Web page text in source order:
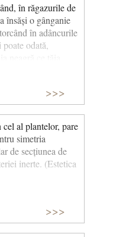
în răgazurile de
însăși o gânganie
în adâncurile
odată,
neagră ce tăia
ei țipăt, în a
parada erotică
albastră a
(Greierele,
>>>
al plantelor, pare
simetria
de secțiunea de
inerte. (Estetica
>>>